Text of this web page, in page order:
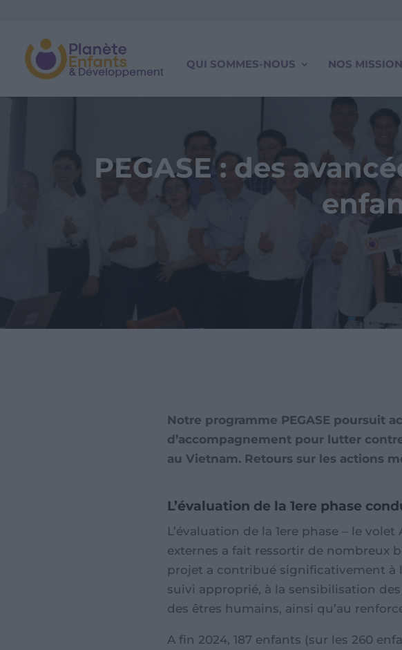
QUI SOMMES-NOUS NOS
PEGASE : des
Notre programme PEGASE poursuit
d’accompagnement pour lutter
au Vietnam. Retours sur les actions
L’évaluation de la 1ere phase
L’évaluation de la 1ere phase – le
externes a fait ressortir de nombreux
projet a contribué significativement à
suivi approprié, à la sensibilisation
des êtres humains, ainsi qu’au
A fin 2024, 187 enfants (sur les 260